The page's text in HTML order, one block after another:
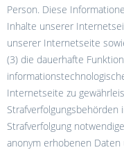
Person. Diese
Inhalte unserer
unserer Internetseite
(3) die dauerhafte
Internetseite zu
Strafverfolgungsbehörden
Strafverfolgung
anonym erhobenen